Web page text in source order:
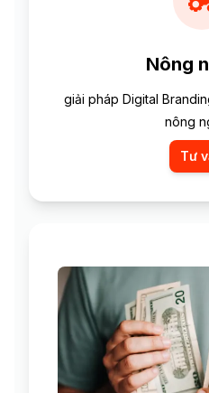
Nông
giải pháp Digital
nông
Tư